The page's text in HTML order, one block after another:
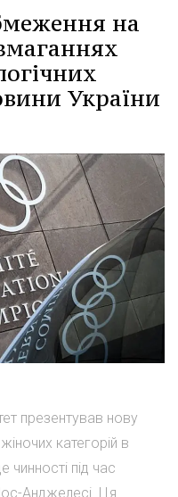
на
України
презентував нову
категорій в
чинності під час
Анджелесі. Ця